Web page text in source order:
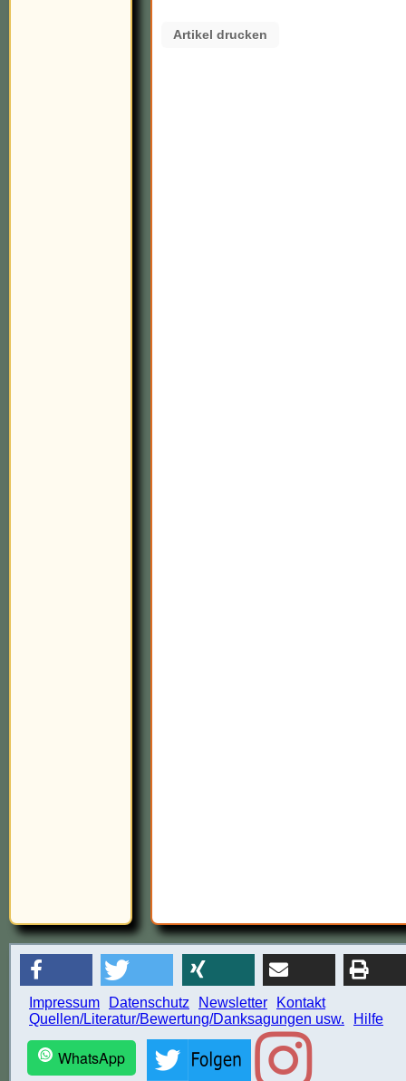
Artikel drucken
Impressum Datenschutz Newsletter
Kontakt
Quellen/Literatur/Bewertung/Danksagungen usw.
Hilfe
WhatsApp